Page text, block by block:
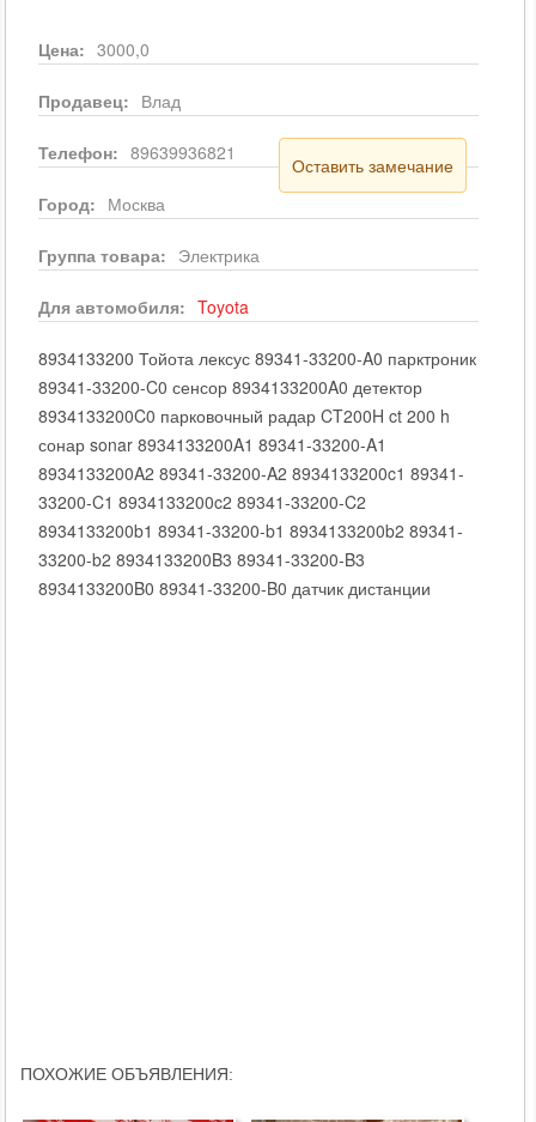
Цена: 3000,0
Продавец: Влад
Телефон: 89639936821
Оставить замечание
Город: Москва
Группа товара: Электрика
Для автомобиля: Toyota
8934133200 Тойота лексус 89341-33200-A0 парктроник
89341-33200-C0 сенсор 8934133200A0 детектор
8934133200C0 парковочный радар CT200H ct 200 h
сонар sonar 8934133200A1 89341-33200-A1
8934133200A2 89341-33200-A2 8934133200c1 89341-
33200-C1 8934133200c2 89341-33200-C2
8934133200b1 89341-33200-b1 8934133200b2 89341-
33200-b2 8934133200B3 89341-33200-B3
8934133200B0 89341-33200-B0 датчик дистанции
ПОХОЖИЕ ОБЪЯВЛЕНИЯ: